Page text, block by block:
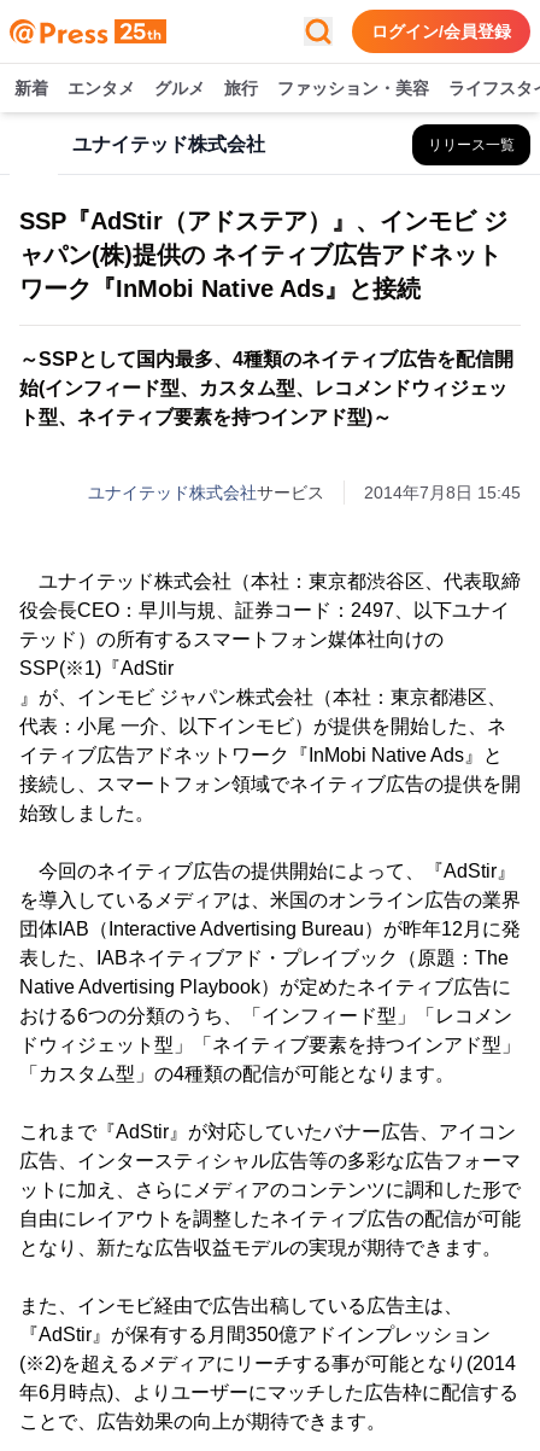
ログイン/会員登録
新着 エンタメ グルメ 旅行 ファッション・美容 ライフスタ
ユナイテッド株式会社 リリース一覧
SSP『AdStir（アドステア）』、インモビ ジ
ャパン(株)提供の ネイティブ広告アドネット
ワーク『InMobi Native Ads』と接続
～SSPとして国内最多、4種類のネイティブ広告を配信開
始(インフィード型、カスタム型、レコメンドウィジェッ
ト型、ネイティブ要素を持つインアド型)～
ユナイテッド株式会社サービス 2014年7月8日 15:45
ユナイテッド株式会社（本社：東京都渋谷区、代表取締
役会長CEO：早川与規、証券コード：2497、以下ユナイ
テッド）の所有するスマートフォン媒体社向けの
SSP(※1)『AdStir
』が、インモビ ジャパン株式会社（本社：東京都港区、
代表：小尾 一介、以下インモビ）が提供を開始した、ネ
イティブ広告アドネットワーク『InMobi Native Ads 』と
接続し、スマートフォン領域でネイティブ広告の提供を開
始致しました。
今回のネイティブ広告の提供開始によって、『AdStir』
を導入しているメディアは、米国のオンライン広告の業界
団体IAB（Interactive Advertising Bureau）が昨年12月に発
表した、IABネイティブアド・プレイブック（原題：The
Native Advertising Playbook）が定めたネイティブ広告に
おける6つの分類のうち、「インフィード型」「レコメン
ドウィジェット型」「ネイティブ要素を持つインアド型」
「カスタム型」の4種類の配信が可能となります。
これまで『AdStir』が対応していたバナー広告、アイコン
広告、インタースティシャル広告等の多彩な広告フォーマ
ットに加え、さらにメディアのコンテンツに調和した形で
自由にレイアウトを調整したネイティブ広告の配信が可能
となり、新たな広告収益モデルの実現が期待できます。
また、インモビ経由で広告出稿している広告主は、
『AdStir』が保有する月間350億アドインプレッション
(※2)を超えるメディアにリーチする事が可能となり(2014
年6月時点)、よりユーザーにマッチした広告枠に配信する
ことで、広告効果の向上が期待できます。